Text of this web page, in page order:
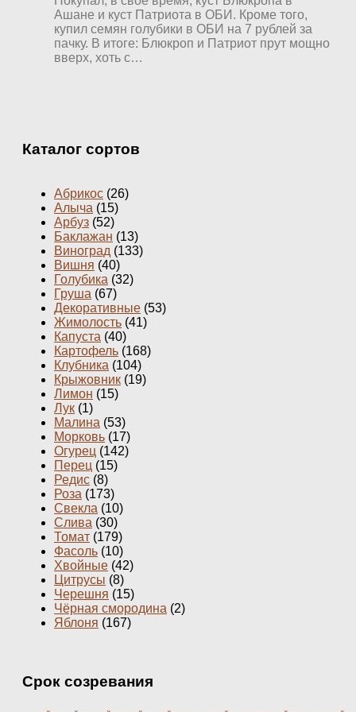
Ашане и куст Патриота в ОБИ. Кроме того,
купил семян голубики в ОБИ на 7 рублей за
пачку. В итоге: Блюкроп и Патриот прут мощно
вверх, хоть с…
Каталог сортов
Абрикос (26)
Алыча (15)
Арбуз (52)
Баклажан (13)
Виноград (133)
Вишня (40)
Голубика (32)
Груша (67)
Декоративные (53)
Жимолость (41)
Капуста (40)
Картофель (168)
Клубника (104)
Крыжовник (19)
Лимон (15)
Лук (1)
Малина (53)
Морковь (17)
Огурец (142)
Перец (15)
Редис (8)
Роза (173)
Свекла (10)
Слива (30)
Томат (179)
Фасоль (10)
Хвойные (42)
Цитрусы (8)
Черешня (15)
Чёрная смородина (2)
Яблоня (167)
Срок созревания